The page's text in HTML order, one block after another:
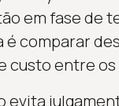
em fase de
comparar
custo entre
evita